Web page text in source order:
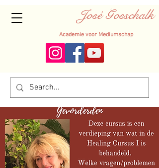
José Gosschalk
Academie voor Mediumschap